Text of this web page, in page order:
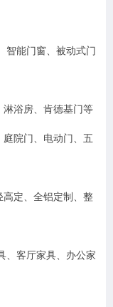
智能门窗、被动式门
浴房、肯德基门等
院门、电动门、五
定、全铝定制、整
、客厅家具、办公家